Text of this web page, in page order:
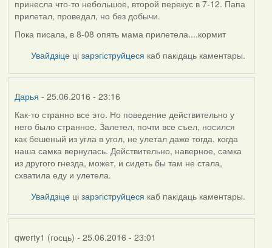
принесла что-то небольшое, второй перекус в 7-12. Папа
прилетал, проведал, но без добычи.
Пока писала, в 8-08 опять мама прилетела....кормит
Увайдзіце цізарэгіструйцеся каб пакідаць каментары.
Дарья - 25.06.2016 - 23:16
Как-то странно все это. Но поведение действительно у
него было странное. Залетел, почти все съел, носился
как бешеный из угла в угол, не улетал даже тогда, когда
наша самка вернулась. Действительно, наверное, самка
из другого гнезда, может, и сидеть бы там не стала,
схватила еду и улетела.
Увайдзіце цізарэгіструйцеся каб пакідаць каментары.
qwerty1 (госць) - 25.06.2016 - 23:01